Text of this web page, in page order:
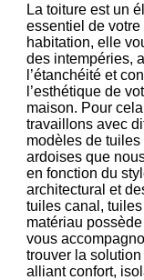
La toiture est un
essentiel de votre
habitation, elle
des intempéries,
l’étanchéité et
l’esthétique de
maison. Pour
travaillons avec
modèles de tuiles
ardoises que
en fonction du
architectural et
tuiles canal,
matériau
vous
trouver la
alliant confort,